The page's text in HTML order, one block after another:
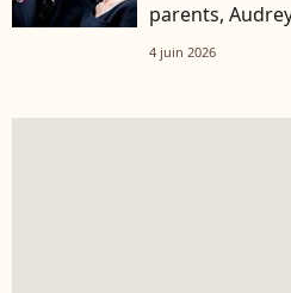
parents,
premières loges
4 juin 2026